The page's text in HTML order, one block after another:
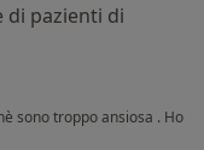
di pazienti di
sono troppo ansiosa . Ho